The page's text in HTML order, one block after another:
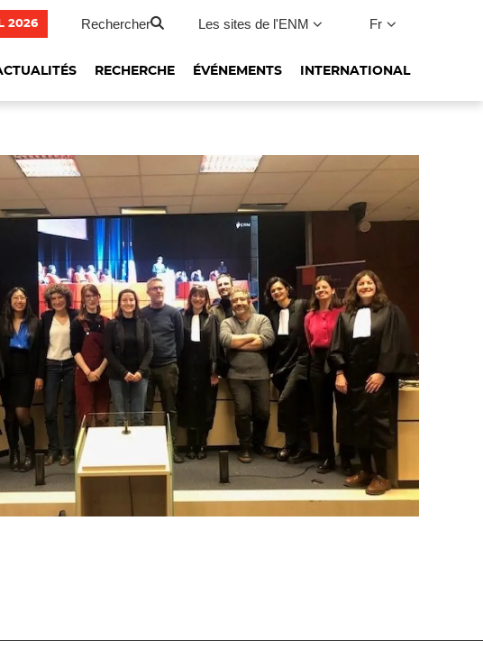
2026 Rechercher Les sites de l'ENM Fr
RECHERCHE ÉVÉNEMENTS INTERNATIONAL